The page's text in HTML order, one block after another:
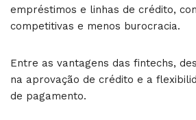
empréstimos e linhas de crédito,
competitivas e menos burocracia.
Entre as vantagens das fintechs,
na aprovação de crédito e a
de pagamento.